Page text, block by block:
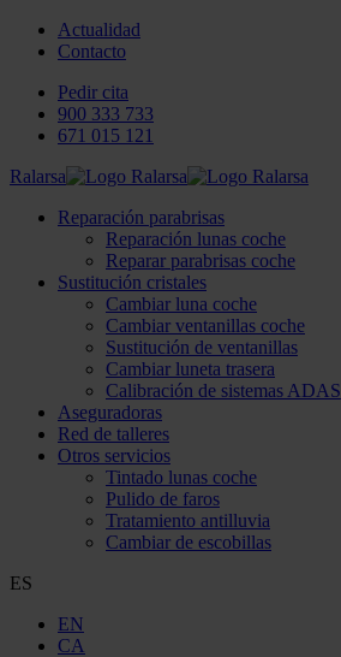
Actualidad
Contacto
Pedir cita
900 333 733
671 015 121
Ralarsa
Reparación parabrisas
Reparación lunas coche
Reparar parabrisas coche
Sustitución cristales
Cambiar luna coche
Cambiar ventanillas coche
Sustitución de ventanillas
Cambiar luneta trasera
Calibración de sistemas ADAS
Aseguradoras
Red de talleres
Otros servicios
Tintado lunas coche
Pulido de faros
Tratamiento antilluvia
Cambiar de escobillas
ES
EN
CA